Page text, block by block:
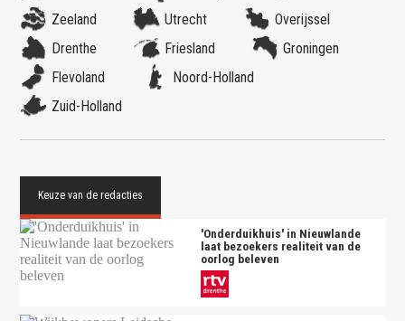
Zeeland
Utrecht
Overijssel
Drenthe
Friesland
Groningen
Flevoland
Noord-Holland
Zuid-Holland
'Onderduikhuis' in Nieuwlande
laat bezoekers realiteit van de
oorlog beleven